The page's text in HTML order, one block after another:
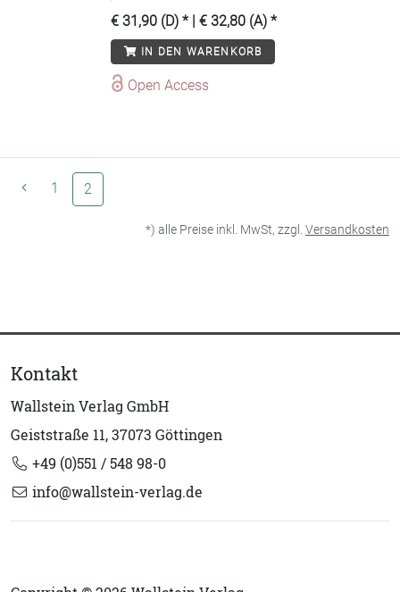
namentlich die Vertreter des hohen
katholischen Klerus, das Machtkalkül der
Mittäter verschob, ohne die die Einleitung
der -Endlösung- in Frankreich nicht
möglich gewesen wäre. Ab September
und verabredet umzusetzen, und die SS ist
zeigt exemplarisch, dass Moral nicht
zusammentreffen und Schlüsselakteure die
Indifferenten und Mittäter zu beeinflussen.«
€ 31,90 (D) * | € 32,80 (A) *
IN DEN WARENKORB
Open Access
1 2
*) alle Preise inkl. MwSt, zzgl. Versandkosten
Kontakt
Wallstein Verlag GmbH
Geiststraße 11, 37073 Göttingen
+49 (0)551 / 548 98-0
info@wallstein-verlag.de